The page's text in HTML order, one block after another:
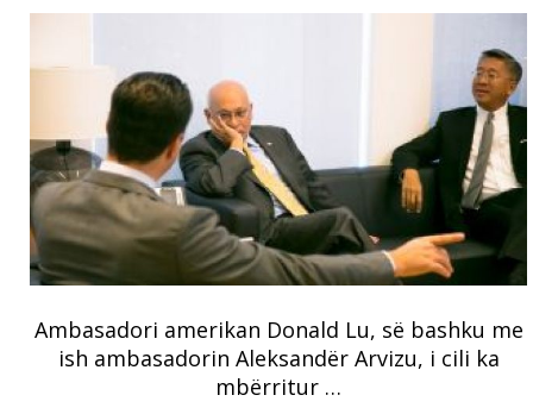
Ambasadori amerikan Donald Lu, së bashku me
ish ambasadorin Aleksandër Arvizu, i cili ka
mbërritur …